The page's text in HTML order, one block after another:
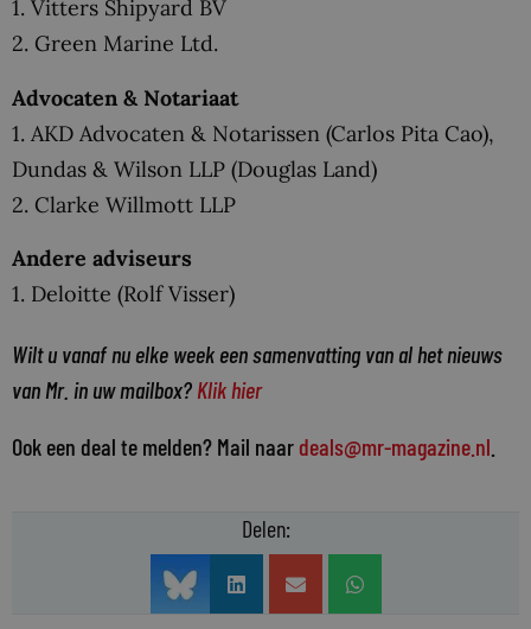
1. Vitters Shipyard BV
2. Green Marine Ltd.
Advocaten & Notariaat
1. AKD Advocaten & Notarissen (Carlos Pita Cao),
Dundas & Wilson LLP (Douglas Land)
2. Clarke Willmott LLP
Andere adviseurs
1. Deloitte (Rolf Visser)
Wilt u vanaf nu elke week een samenvatting van al het nieuws
van Mr. in uw mailbox? Klik hier
Ook een deal te melden? Mail naar deals@mr-magazine.nl
Delen: